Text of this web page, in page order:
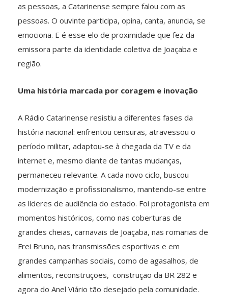
as pessoas, a Catarinense sempre falou com as
pessoas. O ouvinte participa, opina, canta, anuncia, se
emociona. E é esse elo de proximidade que fez da
emissora parte da identidade coletiva de Joaçaba e
região.
Uma história marcada por coragem e inovação
A Rádio Catarinense resistiu a diferentes fases da
história nacional: enfrentou censuras, atravessou o
período militar, adaptou-se à chegada da TV e da
internet e, mesmo diante de tantas mudanças,
permaneceu relevante. A cada novo ciclo, buscou
modernização e profissionalismo, mantendo-se entre
as líderes de audiência do estado. Foi protagonista em
momentos históricos, como nas coberturas de
grandes cheias, carnavais de Joaçaba, nas romarias de
Frei Bruno, nas transmissões esportivas e em
grandes campanhas sociais, como de agasalhos, de
alimentos, reconstruções, construção da BR 282 e
agora do Anel Viário tão desejado pela comunidade.